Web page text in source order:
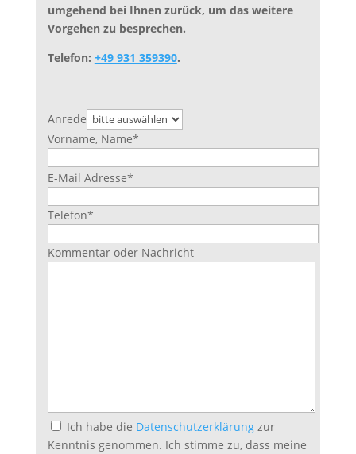
umgehend bei Ihnen zurück, um das weitere
Vorgehen zu besprechen.
Telefon: +49 931 359390.
Anrede
Vorname, Name*
Bitte
dieses
leer.
E-Mail Adresse*
Telefon*
Kommentar oder Nachricht
Ich habe die Datenschutzerklärungzur
Kenntnis genommen. Ich stimme zu, dass meine